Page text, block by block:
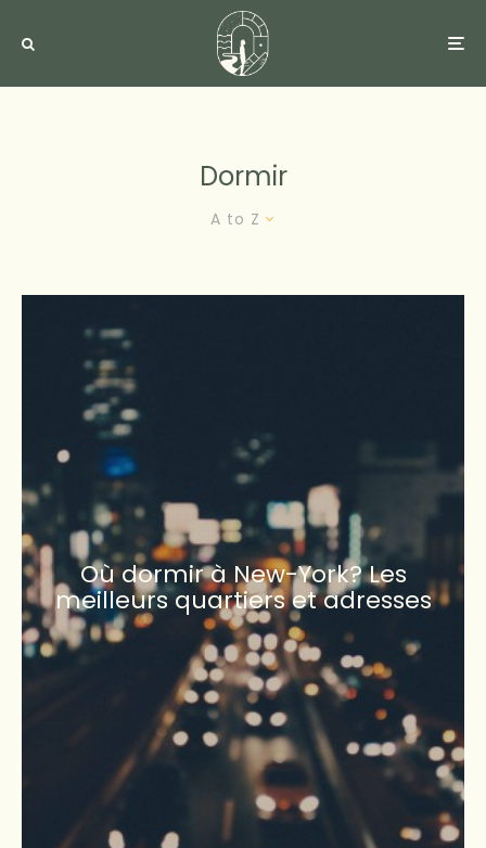
Dormir
A to Z
Où dormir à New-York? Les
meilleurs quartiers et adresses